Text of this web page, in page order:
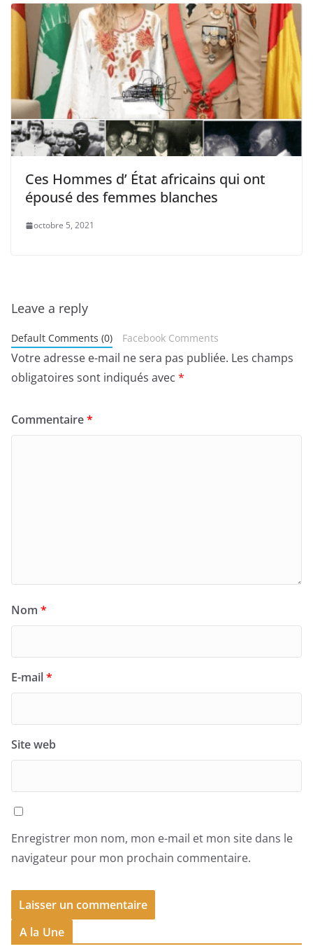
Ces Hommes d’ État africains qui ont
épousé des femmes blanches
octobre 5, 2021
Leave a reply
Default Comments (0) Facebook Comments
Votre adresse e-mail ne sera pas publiée. Les champs
obligatoires sont indiqués avec *
Commentaire*
Nom *
E-mail*
Site web
Enregistrer mon nom, mon e-mail et mon site dans le
navigateur pour mon prochain commentaire.
A la Une